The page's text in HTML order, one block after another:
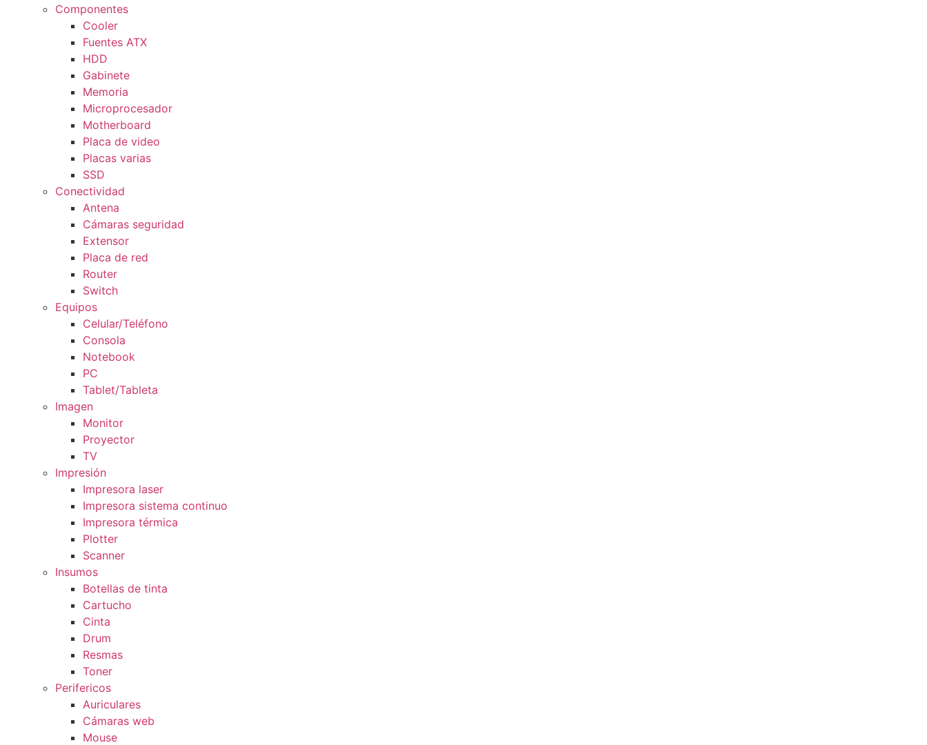
Componentes
Cooler
Fuentes ATX
HDD
Gabinete
Memoria
Microprocesador
Motherboard
Placa de video
Placas varias
SSD
Conectividad
Antena
Cámaras seguridad
Extensor
Placa de red
Router
Switch
Equipos
Celular/Teléfono
Consola
Notebook
PC
Tablet/Tableta
Imagen
Monitor
Proyector
TV
Impresión
Impresora laser
Impresora sistema continuo
Impresora térmica
Plotter
Scanner
Insumos
Botellas de tinta
Cartucho
Cinta
Drum
Resmas
Toner
Perifericos
Auriculares
Cámaras web
Mouse